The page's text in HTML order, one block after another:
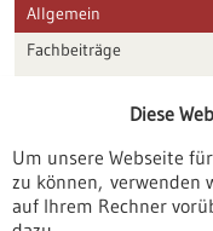
Allgemein
Fachbeiträge
Veranstaltungen
Erscheinungsdatum
Diese
Um unsere Webseite
zu können, verwenden
auf Ihrem Rechner